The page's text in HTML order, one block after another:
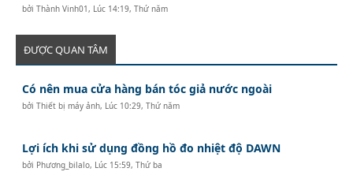
bởiThành Vinh01 , Lúc 14:19, Thứ năm
ĐƯỢC QUAN TÂM
Có nên mua cửa hàng bán tóc giả nước ngoài
bởiThiết bị máy ảnh, Lúc 10:29, Thứ năm
Lợi ích khi sử dụng đồng hồ đo nhiệt độ DAWN
bởi Phương_bilalo, Lúc 15:59, Thứ ba